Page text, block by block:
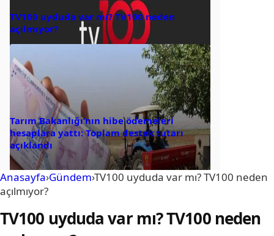
TV100 uyduda var mı? TV100 neden
açılmıyor?
Tarım Bakanlığı’nın hibe ödemeleri
hesaplara yattı: Toplam destek tutarı
açıklandı
Anasayfa›Gündem›TV100 uyduda var mı? TV100 neden
açılmıyor?
TV100 uyduda var mı? TV100 neden